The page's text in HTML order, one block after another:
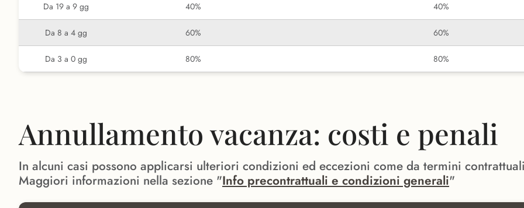
Da 19 a 9 gg 40% 40%
Da 8 a 4 gg 60% 60%
Da 3 a 0 gg 80% 80%
Annullamento vacanza: costi e penali
In alcuni casi possono applicarsi ulteriori condizioni ed eccezioni come da termini contrattuali
Maggiori informazioni nella sezione "Info precontrattuali e condizioni generali"